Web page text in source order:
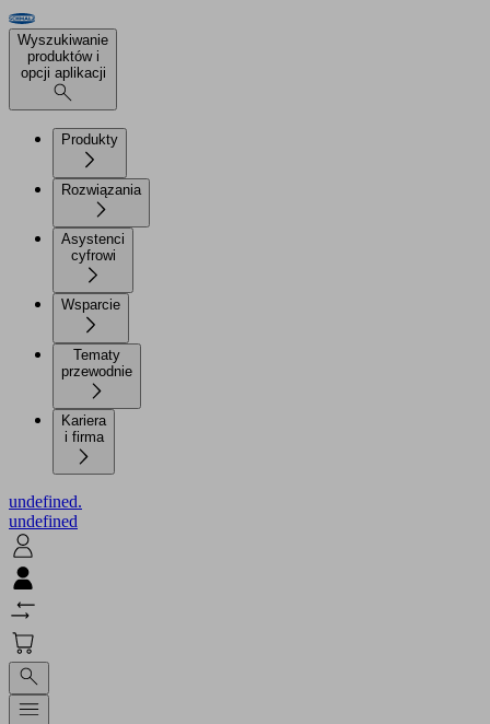
Wyszukiwanie
produktów i
opcji aplikacji
Produkty
Rozwiązania
Asystenci
Wsparcie
Tematy
przewodnie
Kariera
i firma
undefined.
undefined